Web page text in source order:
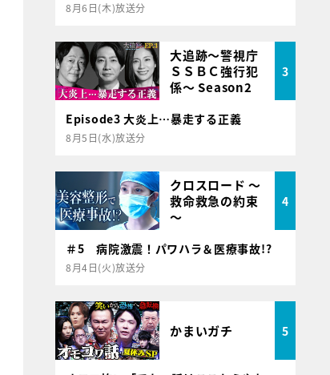
8月6日(木)放送分
大追跡～警視庁
ＳＳＢＣ強行犯
係～ Season2
3
Episode3 大炎上…暴走する正義
8月5日(水)放送分
クロスロード ～
救命救急の約束
～
4
＃5 病院激震！パワハラ＆医療事故!?
8月4日(火)放送分
かまいガチ 5